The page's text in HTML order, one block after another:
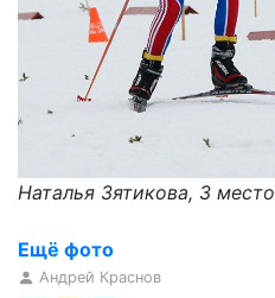
Наталья Зятикова, 3 место
Ещё фото
Андрей Краснов